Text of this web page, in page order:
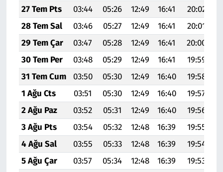
27 Tem Pts
03:44 05:26 12:49 16:41 20:02
28 Tem Sal
03:46 05:27 12:49 16:41 20:01
29 Tem Çar
03:47 05:28 12:49 16:41 20:00
30 Tem Per
03:48 05:29 12:49 16:41 19:59
31 Tem Cum
03:50 05:30 12:49 16:40 19:58
1 Ağu Cts
03:51 05:30 12:49 16:40 19:57
2 Ağu Paz
03:52 05:31 12:49 16:40 19:56
3 Ağu Pts
03:54 05:32 12:48 16:39 19:55
4 Ağu Sal
03:55 05:33 12:48 16:39 19:54
5 Ağu Çar
03:57 05:34 12:48 16:39 19:53